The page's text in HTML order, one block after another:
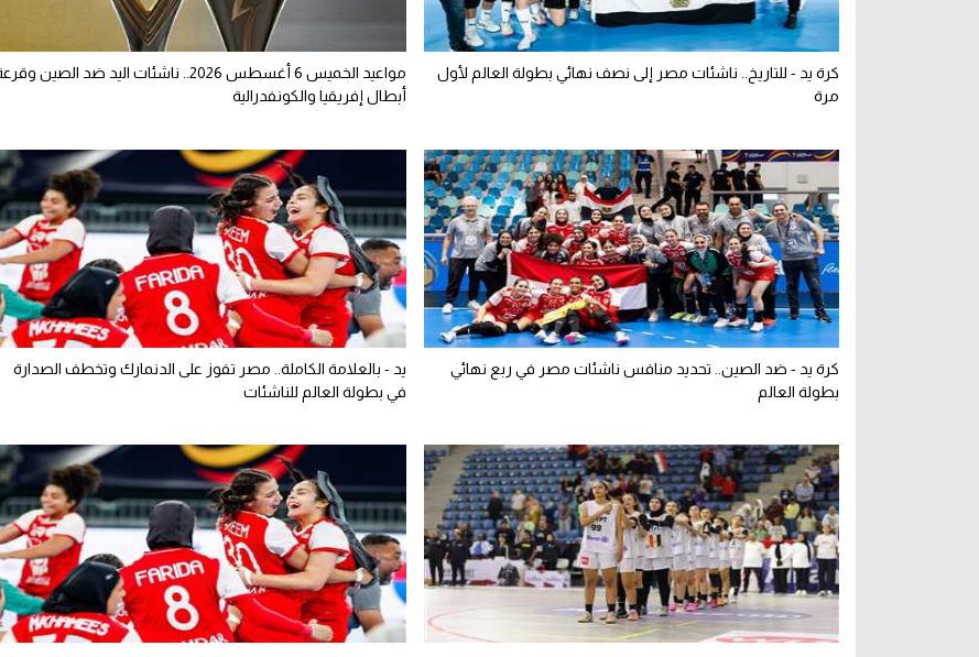
كرة يد - للتاريخ.. ناشئات مصر إلى نصف نهائي بطولة العالم لأول
مرة
مواعيد الخميس 6 أغسطس 2026.. ناشئات اليد ضد الصين
أبطال إفريقيا والكونفدرالية
كرة يد - ضد الصين.. تحديد منافس ناشئات مصر في ربع نهائي
بطولة العالم
يد - بالعلامة الكاملة.. مصر تفوز على الدنمارك وتخطف الصدارة
في بطولة العالم للناشئات